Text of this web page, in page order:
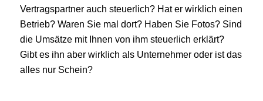
Vertragspartner auch steuerlich? Hat er wirklich einen
Betrieb? Waren Sie mal dort? Haben Sie Fotos? Sind
die Umsätze mit Ihnen von ihm steuerlich erklärt?
Gibt es ihn aber wirklich als Unternehmer oder ist das
alles nur Schein?